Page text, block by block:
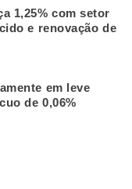
1,25% com setor
e renovação de
em leve
de 0,06%